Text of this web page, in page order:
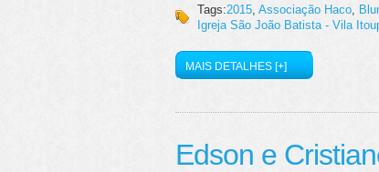
Tags:2015, Associação Haco,
Igreja São João Batista - Vila
MAIS DETALHES [+]
Edson e